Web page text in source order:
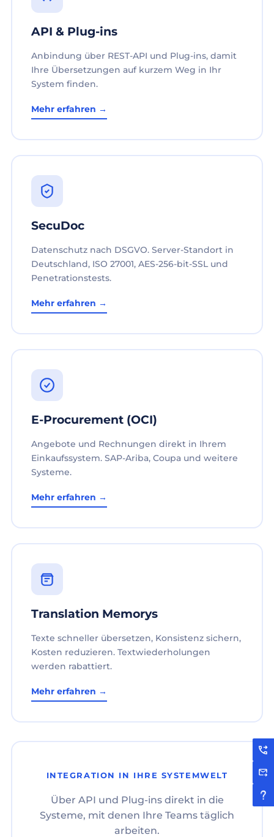
API & Plug-ins
Anbindung über REST-API und Plug-ins, damit
Ihre Übersetzungen auf kurzem Weg in Ihr
System finden.
Mehr erfahren →
SecuDoc
Datenschutz nach DSGVO. Server-Standort in
Deutschland, ISO 27001, AES-256-bit-SSL und
Penetrationstests.
Mehr erfahren →
E-Procurement (OCI)
Angebote und Rechnungen direkt in Ihrem
Einkaufssystem. SAP-Ariba, Coupa und weitere
Systeme.
Mehr erfahren →
Translation Memorys
Texte schneller übersetzen, Konsistenz sichern,
Kosten reduzieren. Textwiederholungen
werden rabattiert.
Mehr erfahren →
INTEGRATION IN IHRE SYSTEMWELT
Über API und Plug-ins direkt in die
Systeme, mit denen Ihre Teams täglich
arbeiten.